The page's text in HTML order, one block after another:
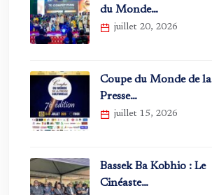
du Monde…
juillet 20, 2026
Coupe du Monde de la
Presse…
juillet 15, 2026
Bassek Ba Kobhio : Le
Cinéaste…